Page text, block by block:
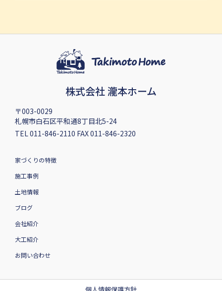
株式会社 瀧本ホーム
〒003-0029
札幌市白石区平和通8丁目北5-24
TEL 011-846-2110 FAX 011-846-2320
家づくりの特徴
施工事例
土地情報
ブログ
会社紹介
大工紹介
お問い合わせ